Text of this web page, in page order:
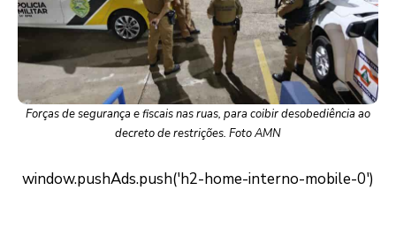
Forças de segurança e fiscais nas ruas, para coibir desobediência ao
decreto de restrições. Foto AMN